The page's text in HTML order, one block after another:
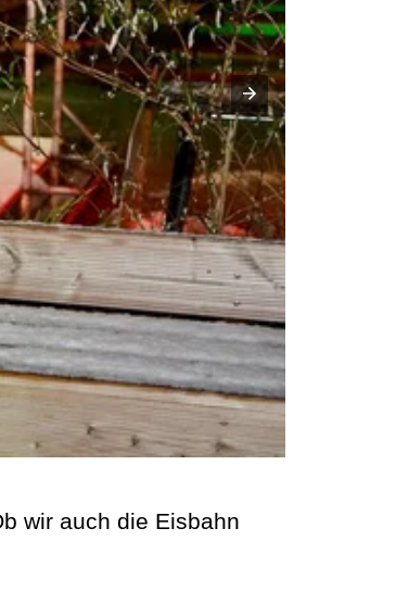
wir auch die Eisbahn